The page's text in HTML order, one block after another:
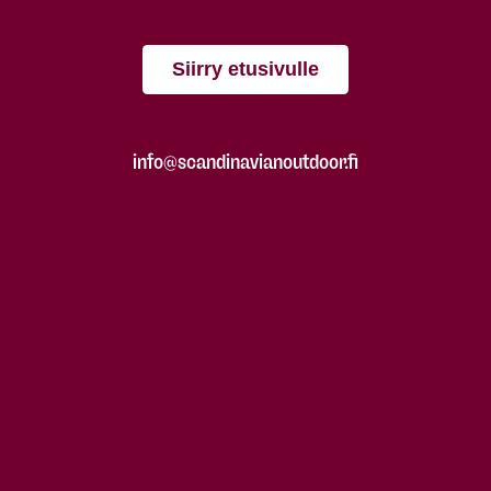
Siirry etusivulle
info@scandinavianoutdoor.fi